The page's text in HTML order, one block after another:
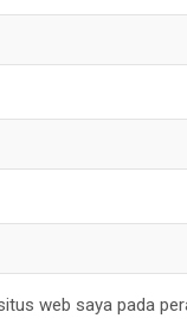
web saya pada